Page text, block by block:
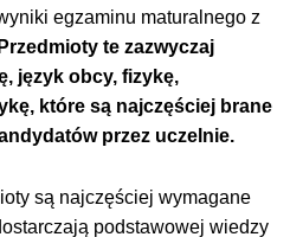
egzaminu maturalnego z
Przedmioty te zazwyczaj
język obcy, fizykę,
które są najczęściej brane
przez uczelnie.
są najczęściej wymagane
podstawowej wiedzy